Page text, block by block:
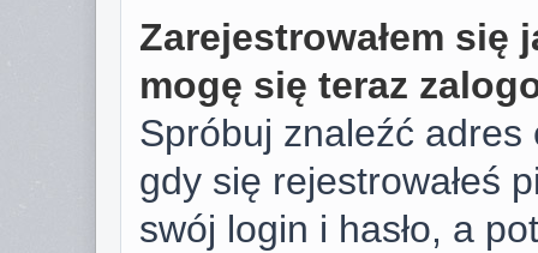
Zarejestrowałem się
mogę się teraz
Spróbuj znaleźć adres
gdy się rejestrowałeś
swój login i hasło, a